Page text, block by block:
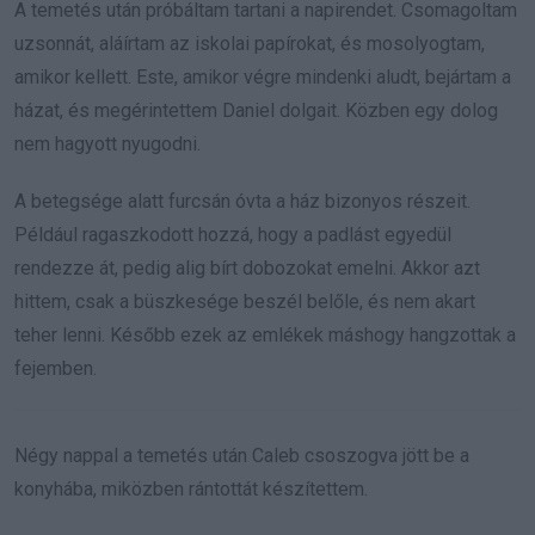
A temetés után próbáltam tartani a napirendet. Csomagoltam
uzsonnát, aláírtam az iskolai papírokat, és mosolyogtam,
amikor kellett. Este, amikor végre mindenki aludt, bejártam a
házat, és megérintettem Daniel dolgait. Közben egy dolog
nem hagyott nyugodni.
A betegsége alatt furcsán óvta a ház bizonyos részeit.
Például ragaszkodott hozzá, hogy a padlást egyedül
rendezze át, pedig alig bírt dobozokat emelni. Akkor azt
hittem, csak a büszkesége beszél belőle, és nem akart
teher lenni. Később ezek az emlékek máshogy hangzottak a
fejemben.
Négy nappal a temetés után Caleb csoszogva jött be a
konyhába, miközben rántottát készítettem.